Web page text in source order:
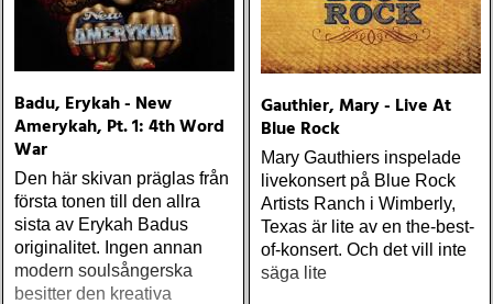
Badu, Erykah - New
Amerykah, Pt. 1: 4th Word
War
Den här skivan präglas från
första tonen till den allra
sista av Erykah Badus
originalitet. Ingen annan
modern soulsångerska
besitter den kreativa
Gauthier, Mary - Live At
Blue Rock
Mary Gauthiers inspelade
livekonsert på Blue Rock
Artists Ranch i Wimberly,
Texas är lite av en the-best-
of-konsert. Och det vill inte
säga lite